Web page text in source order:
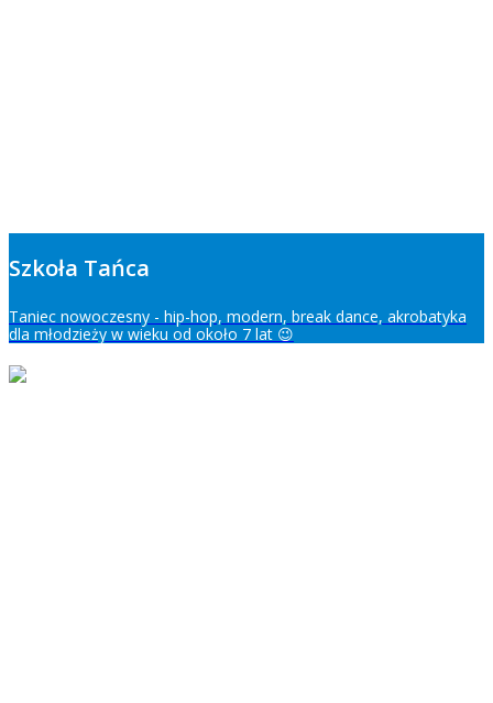
Szkoła Tańca
Taniec nowoczesny - hip-hop, modern, break dance, akrobatyka
dla młodzieży w wieku od około 7 lat 😉